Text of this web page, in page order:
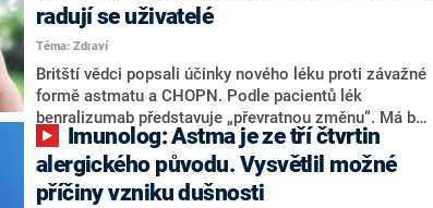
pokročilém stádiu pacientům hrozí vážné komplikace
a v krajním případě i smrt. Díky pokroku v terapii však
mají pacienti naději na kvalitnější a delší život.
Odborníci na to upozorňují u příležitosti světového
dne, který připadá na 5. května.
radují se uživatelé
Téma: Zdraví
Britští vědci popsali účinky nového léku proti závažné
formě astmatu a CHOPN. Podle pacientů lék
benralizumab představuje „převratnou změnu“. Má být
totiž mnohem účinnější než běžné steroidní tablety,
které se k léčbě život ohrožujících dýchacích obtíží
užívají nyní.
alergického původu. Vysvětlil možné
příčiny vzniku dušnosti